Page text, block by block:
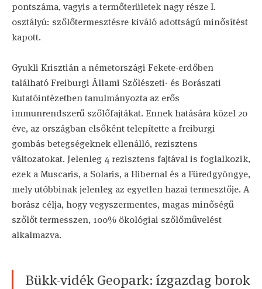
pontszáma, vagyis a termőterületek nagy része I.
osztályú: szőlőtermesztésre kiváló adottságú minősítést
kapott.
Gyukli Krisztián a németországi Fekete-erdőben
található Freiburgi Állami Szőlészeti- és Borászati
Kutatóintézetben tanulmányozta az erős
immunrendszerű szőlőfajtákat. Ennek hatására közel 20
éve, az országban elsőként telepítette a freiburgi
gombás betegségeknek ellenálló, rezisztens
változatokat. Jelenleg 4 rezisztens fajtával is foglalkozik,
ezek a Muscaris, a Solaris, a Hibernal és a Füredgyöngye,
mely utóbbinak jelenleg az egyetlen hazai termesztője. A
borász célja, hogy vegyszermentes, magas minőségű
szőlőt termesszen, 100% ökológiai szőlőművelést
alkalmazva.
Bükk-vidék Geopark: ízgazdag borok